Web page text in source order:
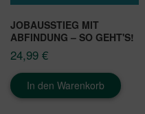
JOBAUSSTIEG MIT
ABFINDUNG – SO GEHT'S!
24,99 €
In den Warenkorb